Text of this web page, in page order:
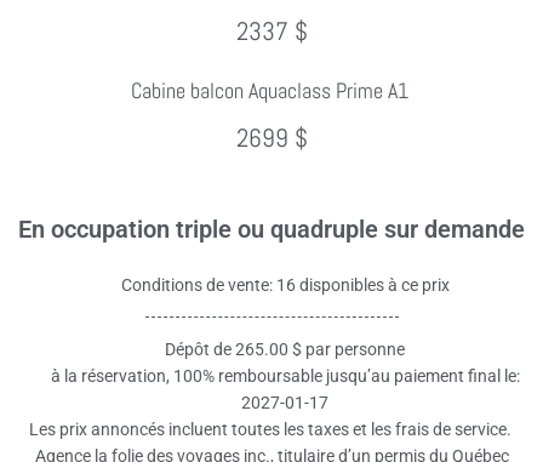
2337 $
Cabine balcon Aquaclass Prime A1
2699 $
En occupation triple ou quadruple sur demande
Conditions de vente: 16 disponibles à ce prix
Dépôt de 265.00 $ par personne
à la réservation, 100% remboursable jusqu’au paiement final le:
2027-01-17
Les prix annoncés incluent toutes les taxes et les frais de service.
Agence la folie des voyages inc., titulaire d’un permis du Québec